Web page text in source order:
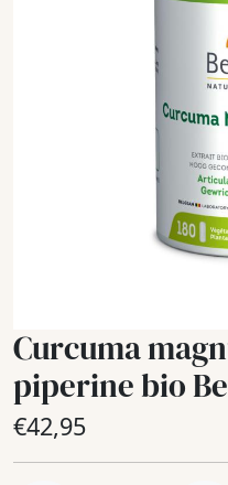
Curcuma
piperine bio
€42,95